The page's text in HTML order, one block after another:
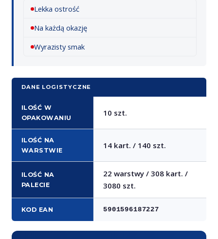
Lekka ostrość
Na każdą okazję
Wyrazisty smak
DANE LOGISTYCZNE
ILOŚĆ W
OPAKOWANIU
10 szt.
ILOŚĆ NA
WARSTWIE
14 kart. / 140 szt.
ILOŚĆ NA
PALECIE
22 warstwy / 308 kart. /
3080 szt.
KOD EAN 5901596187227